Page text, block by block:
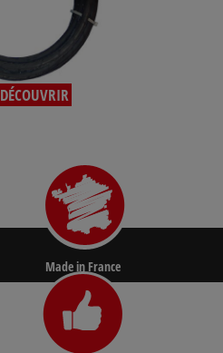
DÉCOUVRIR
Made in France